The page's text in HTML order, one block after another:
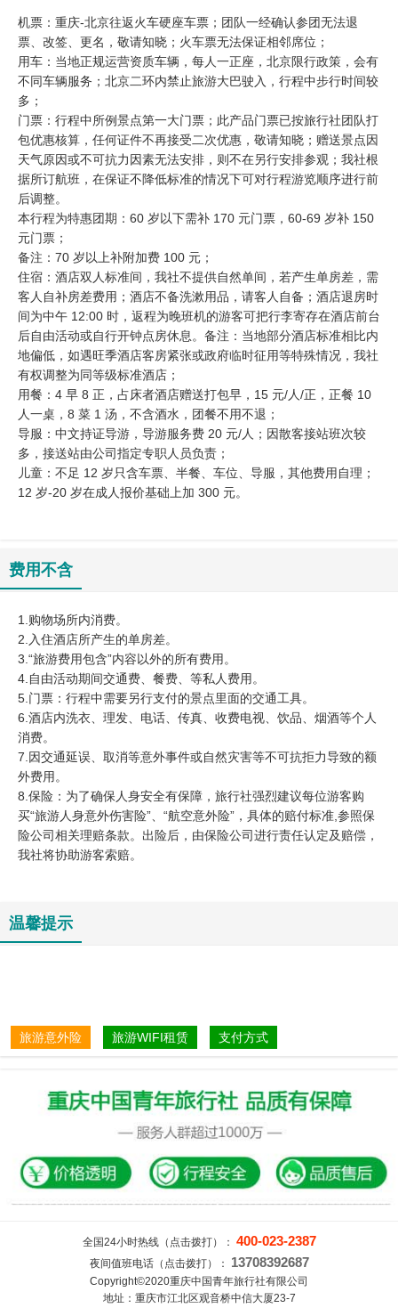
机票：重庆-北京往返火车硬座车票；团队一经确认参团无法退
票、改签、更名，敬请知晓；火车票无法保证相邻席位；
用车：当地正规运营资质车辆，每人一正座，北京限行政策，会有
不同车辆服务；北京二环内禁止旅游大巴驶入，行程中步行时间较
多；
门票：行程中所例景点第一大门票；此产品门票已按旅行社团队打
包优惠核算，任何证件不再接受二次优惠，敬请知晓；赠送景点因
天气原因或不可抗力因素无法安排，则不在另行安排参观；我社根
据所订航班，在保证不降低标准的情况下可对行程游览顺序进行前
后调整。
本行程为特惠团期：60 岁以下需补 170 元门票，60-69 岁补 150
元门票；
备注：70 岁以上补附加费 100 元；
住宿：酒店双人标准间，我社不提供自然单间，若产生单房差，需
客人自补房差费用；酒店不备洗漱用品，请客人自备；酒店退房时
间为中午 12:00 时，返程为晚班机的游客可把行李寄存在酒店前台
后自由活动或自行开钟点房休息。备注：当地部分酒店标准相比内
地偏低，如遇旺季酒店客房紧张或政府临时征用等特殊情况，我社
有权调整为同等级标准酒店；
用餐：4 早 8 正，占床者酒店赠送打包早，15 元/人/正，正餐 10
人一桌，8 菜 1 汤，不含酒水，团餐不用不退；
导服：中文持证导游，导游服务费 20 元/人；因散客接站班次较
多，接送站由公司指定专职人员负责；
儿童：不足 12 岁只含车票、半餐、车位、导服，其他费用自理；
12 岁-20 岁在成人报价基础上加 300 元。
费用不含
1.购物场所内消费。
2.入住酒店所产生的单房差。
3.“旅游费用包含”内容以外的所有费用。
4.自由活动期间交通费、餐费、等私人费用。
5.门票：行程中需要另行支付的景点里面的交通工具。
6.酒店内洗衣、理发、电话、传真、收费电视、饮品、烟酒等个人
消费。
7.因交通延误、取消等意外事件或自然灾害等不可抗拒力导致的额
外费用。
8.保险：为了确保人身安全有保障，旅行社强烈建议每位游客购
买“旅游人身意外伤害险”、“航空意外险”，具体的赔付标准,参照保
险公司相关理赔条款。出险后，由保险公司进行责任认定及赔偿，
我社将协助游客索赔。
温馨提示
旅游意外险 旅游WIFI租赁 支付方式
全国24小时热线（点击拨打）： 400-023-2387
夜间值班电话（点击拨打）： 13708392687
Copyright©2020重庆中国青年旅行社有限公司
地址：重庆市江北区观音桥中信大厦23-7